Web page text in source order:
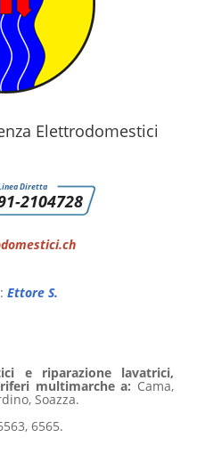
Elettrodomestici
Diretta
2104728
Ettore S.
e riparazione lavatrici,
multimarche a: Cama,
Soazza.
6565.